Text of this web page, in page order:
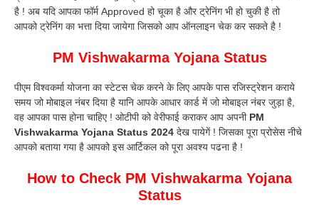
है ! अब यदि आपका फॉर्म Approved हो चूका है और ट्रेनिंग भी हो चुकी है तो
आपको ट्रेनिंग का भत्ता दिया जायेगा जिसको आप ऑनलाइन चेक कर सकते है !
PM Vishwakarma Yojana Status
पीएम विश्वकर्मा योजना का स्टेटस चेक करने के लिए आपके पास रजिस्ट्रेशन कराये
समय जो मोबाइल नंबर दिया है यानि आपके आधार कार्ड में जो मोबाइल नंबर जुड़ा है,
वह आपका पास होना चाहिए ! ओटीपी को वेरीफाई कराकर आप अपनी PM
Vishwakarma Yojana Status 2024 देख पायेगें ! जिसका पूरा प्रोसेस नीचे
आपको बताया गया है आपको इस आर्टिकल को पूरा अवश्य पढना है !
How to Check PM Vishwakarma Yojana
Status